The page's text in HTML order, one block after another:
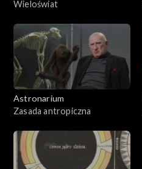
Wieloświat
Astronarium
Zasada antropiczna